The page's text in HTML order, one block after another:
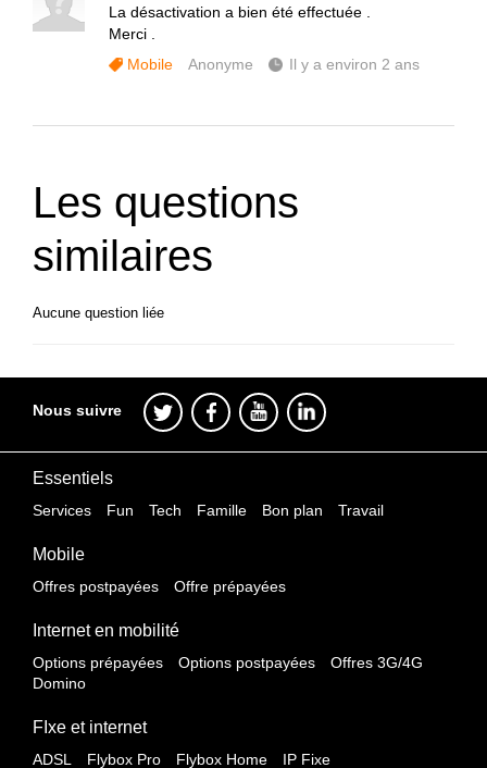
La désactivation a bien été effectuée .
Merci .
Mobile
Anonyme Il y a environ 2 ans
Les questions
similaires
Aucune question liée
Nous suivre
Essentiels
Services Fun Tech Famille Bon plan Travail
Mobile
Offres postpayées Offre prépayées
Internet en mobilité
Options prépayées Options postpayées
Offres 3G/4G
Domino
FIxe et internet
ADSL Flybox Pro Flybox Home IP Fixe